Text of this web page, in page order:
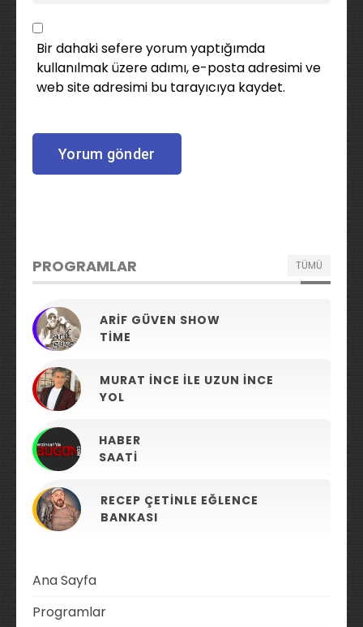
Bir dahaki sefere yorum yaptığımda
kullanılmak üzere adımı, e-posta adresimi ve
web site adresimi bu tarayıcıya kaydet.
PROGRAMLAR TÜMÜ
ARIF GÜVEN SHOW
TIME
MURAT İNCE ILE UZUN İNCE
YOL
HABER
SAATI
RECEP ÇETINLE EĞLENCE
BANKASI
Ana Sayfa
Programlar